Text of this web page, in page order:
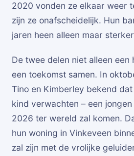
2020 vonden ze elkaar weer
zijn ze onafscheidelijk. Hun
jaren heen alleen maar
De twee delen niet alleen een
een toekomst samen. In
Tino en Kimberley bekend
kind verwachten – een
2026 ter wereld zal komen.
hun woning in Vinkeveen
zal zijn met de vrolijke